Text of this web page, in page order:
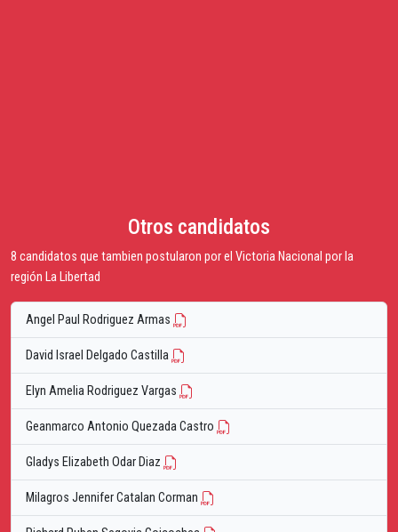
Otros candidatos
8 candidatos que tambien postularon por el Victoria Nacional por la
región La Libertad
Angel Paul Rodriguez Armas
David Israel Delgado Castilla
Elyn Amelia Rodriguez Vargas
Geanmarco Antonio Quezada Castro
Gladys Elizabeth Odar Diaz
Milagros Jennifer Catalan Corman